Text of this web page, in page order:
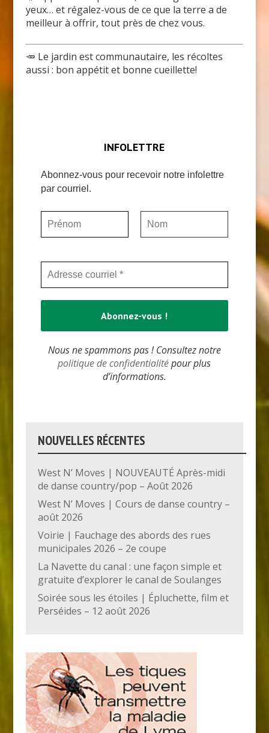
yeux… et régalez-vous de ce que la terre a de
meilleur à offrir, tout près de chez vous.
🥕 Le jardin est communautaire, les récoltes
aussi : bon appétit et bonne cueillette!
INFOLETTRE
Abonnez-vous pour recevoir notre infolettre
par courriel.
Nous ne spammons pas ! Consultez notre
politique de confidentialitépour plus
d’informations.
NOUVELLES RÉCENTES
West N’ Moves | NOUVEAUTÉ Après-midi
de danse country/pop – Août 2026
West N’ Moves | Cours de danse country –
août 2026
Voirie | Fauchage des abords des rues
municipales 2026 – 2e coupe
La Navette du canal : une façon simple et
gratuite d’explorer le canal de Soulanges
Soirée sous les étoiles | Épluchette, film et
Perséides – 12 août 2026